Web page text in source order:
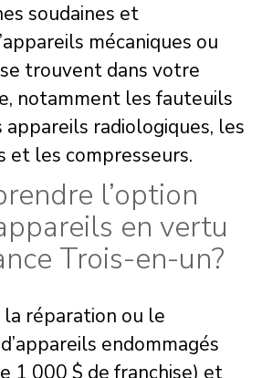
soudaines et
mécaniques ou
trouvent dans votre
notamment les fauteuils
radiologiques, les
et les compresseurs.
l’option
en vertu
Trois-en-un?
la réparation ou le
endommagés
1 000 $ de franchise) et